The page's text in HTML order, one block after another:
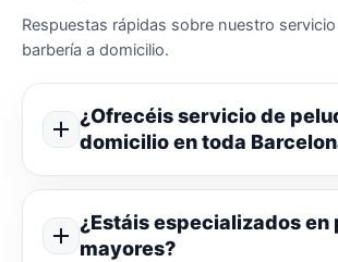
Respuestas rápidas sobre nuestro
barbería a domicilio.
¿Ofrecéis servicio de
domicilio en toda
¿Estáis especializados en
mayores?